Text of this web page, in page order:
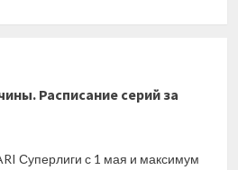
Расписание серий за
Суперлиги с 1 мая и максимум